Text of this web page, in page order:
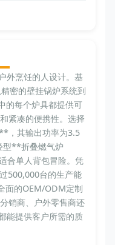
外烹饪的人设计。基
密的壁挂锅炉系统到
每个炉具都提供可
紧凑的便携性。选择
，其输出功率为3.5
型**折叠燃气炉
合单人背包冒险。凭
500,000台的生产能
面的OEM/ODM定制
销商、户外零售商还
能提供客户所需的质